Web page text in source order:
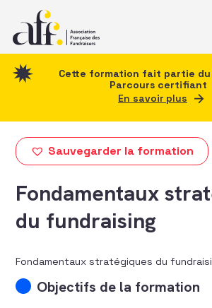
Cette formation fait partie du
Parcours certifiant
En savoir plus
Sauvegarder la formation
Fondamentaux
du fundraising
Fondamentaux stratégiques du
Objectifs de la formation